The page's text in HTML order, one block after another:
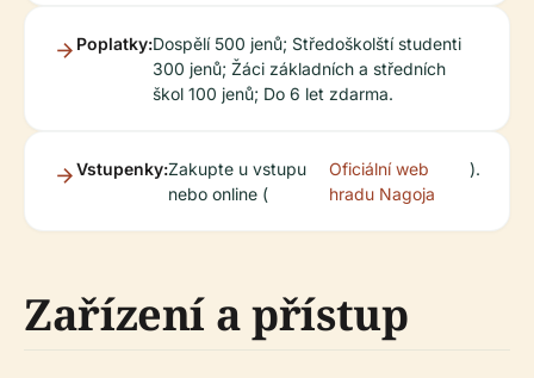
Poplatky:Dospělí 500 jenů; Středoškolští studenti
300 jenů; Žáci základních a středních
škol 100 jenů; Do 6 let zdarma.
Vstupenky:Zakupte u vstupu
nebo online (
Oficiální web
hradu Nagoja
).
Zařízení a přístup